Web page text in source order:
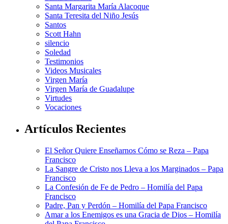
Santa Margarita María Alacoque
Santa Teresita del Niño Jesús
Santos
Scott Hahn
silencio
Soledad
Testimonios
Videos Musicales
Virgen María
Virgen María de Guadalupe
Virtudes
Vocaciones
Artículos Recientes
El Señor Quiere Enseñarnos Cómo se Reza – Papa
Francisco
La Sangre de Cristo nos Lleva a los Marginados – Papa
Francisco
La Confesión de Fe de Pedro – Homilía del Papa
Francisco
Padre, Pan y Perdón – Homilía del Papa Francisco
Amar a los Enemigos es una Gracia de Dios – Homilía